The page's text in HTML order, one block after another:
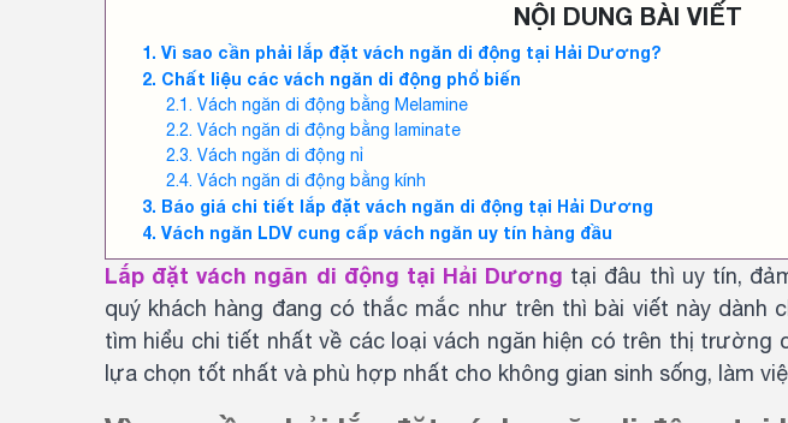
NỘI DUNG BÀI VIẾT
Vì sao cần phải lắp đặt vách ngăn di động tại Hải Dương?
Chất liệu các vách ngăn di động phổ biến
Vách ngăn di động bằng Melamine
Vách ngăn di động bằng laminate
Vách ngăn di động nỉ
Vách ngăn di động bằng kính
Báo giá chi tiết lắp đặt vách ngăn di động tại Hải Dương
Vách ngăn LDV cung cấp vách ngăn uy tín hàng đầu
Lắp đặt vách ngăn di động tại Hải Dương tại đâu thì uy tín,
quý khách hàng đang có thắc mắc như trên thì bài viết này dành
tìm hiểu chi tiết nhất về các loại vách ngăn hiện có trên thị
lựa chọn tốt nhất và phù hợp nhất cho không gian sinh sống, làm